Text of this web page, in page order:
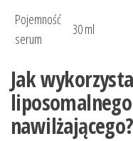
Pojemność
serum
30 ml
Jak
nawilżającego?